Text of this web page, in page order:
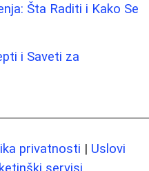
Šta Raditi i Kako Se
i Saveti za
privatnosti | Uslovi